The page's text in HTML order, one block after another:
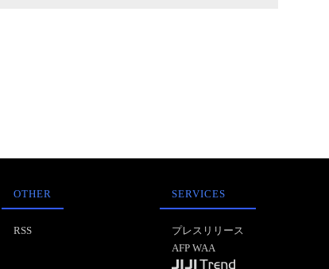
OTHER
RSS
SERVICES
プレスリリース
AFP WAA